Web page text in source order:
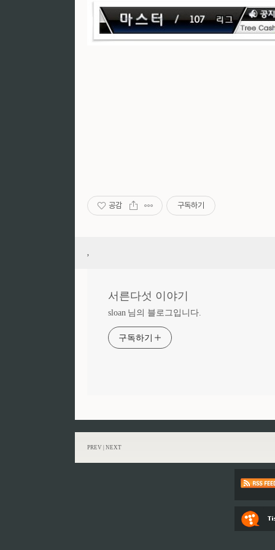
공감 구독하기
,
서른다섯 이야기
sloan 님의 블로그입니다.
구독하기
PREV NEXT